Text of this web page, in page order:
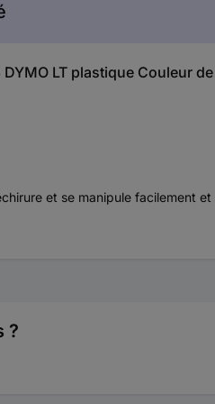
LT plastique Couleur
et se manipule facilement
?